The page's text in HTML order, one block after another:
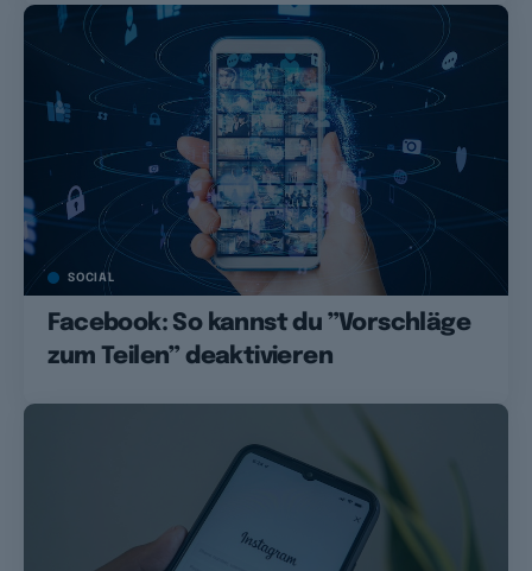
SOCIAL
Facebook: So kannst du ”Vorschläge
zum Teilen” deaktivieren